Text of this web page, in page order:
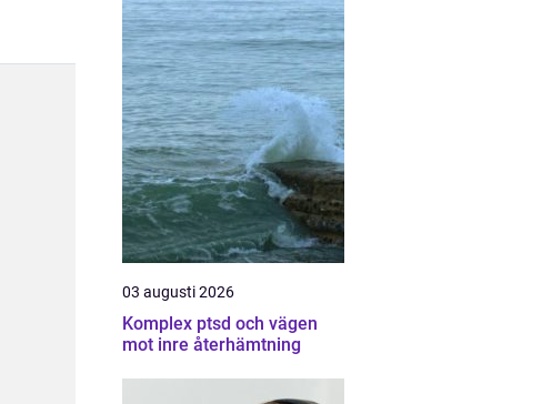
03 augusti 2026
Komplex ptsd och vägen
mot inre återhämtning